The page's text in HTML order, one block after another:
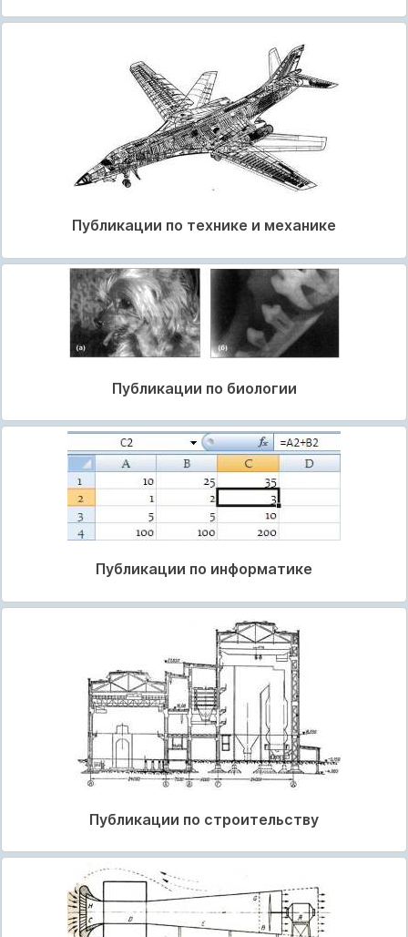
Публикации по технике и механике
Публикации по биологии
Публикации по информатике
Публикации по строительству